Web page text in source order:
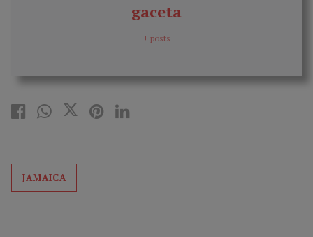
gaceta
+ posts
JAMAICA